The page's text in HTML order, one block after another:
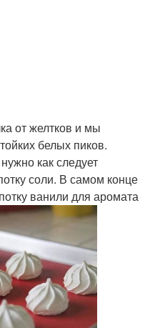
от желтков и мы
белых пиков.
как следует
соли. В самом конце
ванили для аромата